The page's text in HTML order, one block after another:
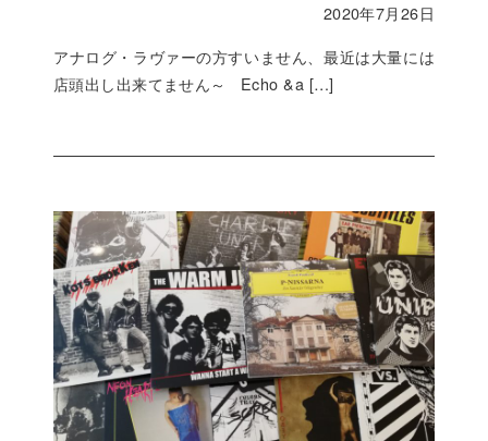
2020年7月26日
アナログ・ラヴァーの方すいません、最近は大量には
店頭出し出来てません～ Echo &a […]